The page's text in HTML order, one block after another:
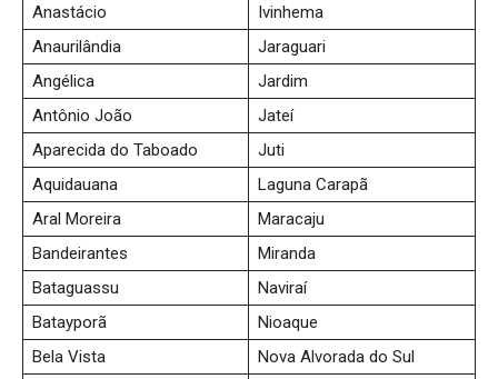
Anastácio
Ivinhema
Anaurilândia
Jaraguari
Angélica
Jardim
Antônio João
Jateí
Aparecida do Taboado
Juti
Aquidauana
Laguna Carapã
Aral Moreira
Maracaju
Bandeirantes
Miranda
Bataguassu
Naviraí
Batayporã
Nioaque
Bela Vista
Nova Alvorada do Sul